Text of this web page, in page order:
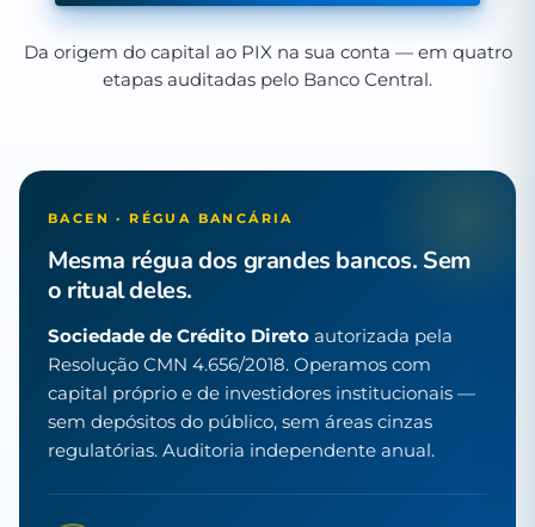
Da origem do capital ao PIX na sua conta — em quatro
etapas auditadas pelo Banco Central.
BACEN · RÉGUA BANCÁRIA
Mesma régua dos grandes bancos. Sem
o ritual deles.
Sociedade de Crédito Direto autorizada pela
Resolução CMN 4.656/2018. Operamos com
capital próprio e de investidores institucionais —
sem depósitos do público, sem áreas cinzas
regulatórias. Auditoria independente anual.